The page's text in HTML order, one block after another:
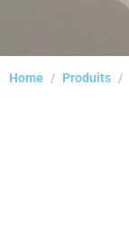
Home Produits